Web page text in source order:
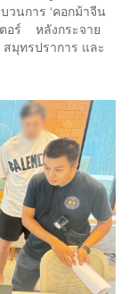
นการ ‘คอกม้าจีน
ตอร์ หลังกระจาย
มุทรปราการ และ